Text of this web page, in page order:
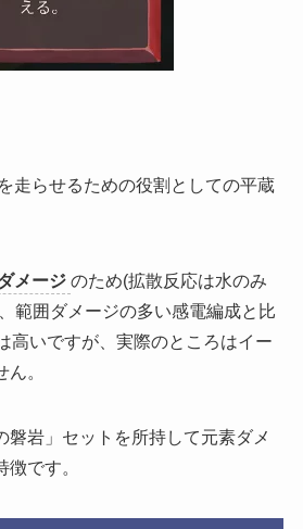
走らせるための役割としての平蔵
メージ のため(拡散反応は水のみ
範囲ダメージの多い感電編成と比
高いですが、実際のところはイー
。
磐岩」セットを所持して元素ダメ
です。